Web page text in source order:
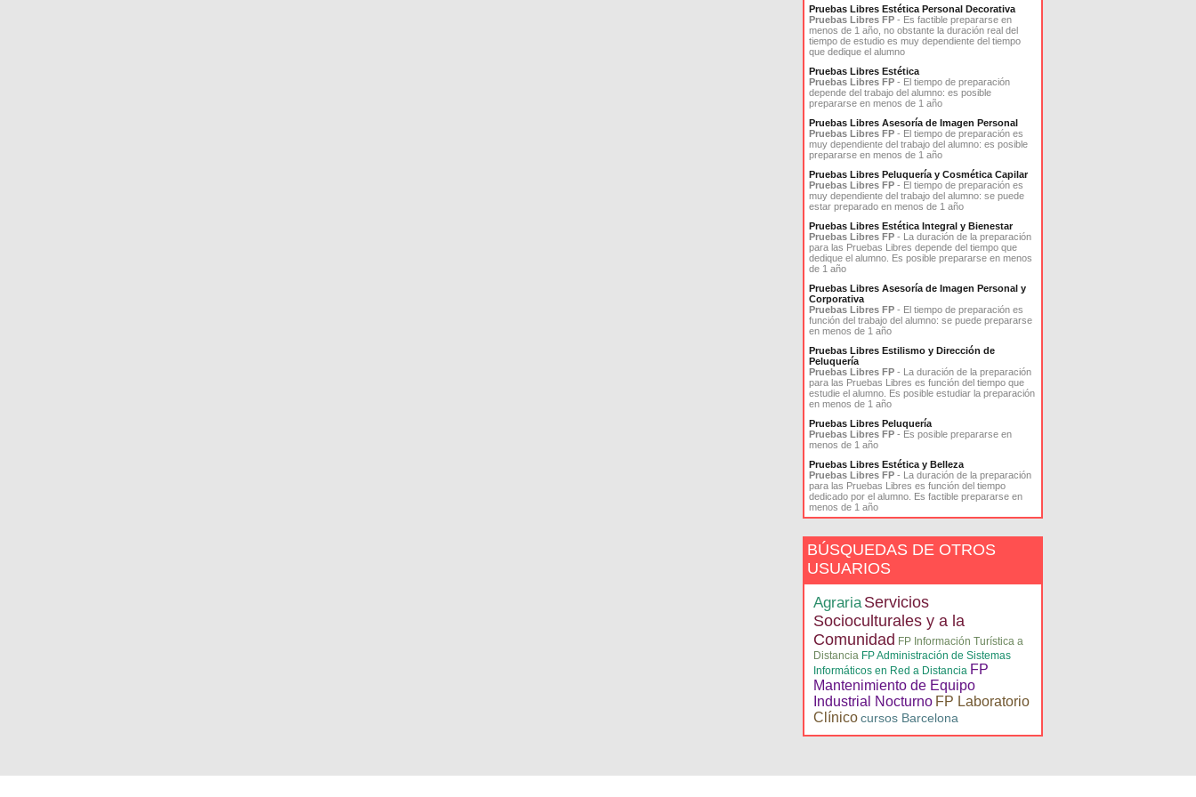
Pruebas Libres Estética Personal Decorativa
Pruebas Libres FP - Es factible prepararse en
menos de 1 año, no obstante la duración real del
tiempo de estudio es muy dependiente del tiempo
que dedique el alumno
Pruebas Libres Estética
Pruebas Libres FP - El tiempo de preparación
depende del trabajo del alumno: es posible
prepararse en menos de 1 año
Pruebas Libres Asesoría de Imagen Personal
Pruebas Libres FP - El tiempo de preparación es
muy dependiente del trabajo del alumno: es posible
prepararse en menos de 1 año
Pruebas Libres Peluquería y Cosmética Capilar
Pruebas Libres FP - El tiempo de preparación es
muy dependiente del trabajo del alumno: se puede
estar preparado en menos de 1 año
Pruebas Libres Estética Integral y Bienestar
Pruebas Libres FP - La duración de la preparación
para las Pruebas Libres depende del tiempo que
dedique el alumno. Es posible prepararse en menos
de 1 año
Pruebas Libres Asesoría de Imagen Personal y
Corporativa
Pruebas Libres FP - El tiempo de preparación es
función del trabajo del alumno: se puede prepararse
en menos de 1 año
Pruebas Libres Estilismo y Dirección de
Peluquería
Pruebas Libres FP - La duración de la preparación
para las Pruebas Libres es función del tiempo que
estudie el alumno. Es posible estudiar la preparación
en menos de 1 año
Pruebas Libres Peluquería
Pruebas Libres FP - Es posible prepararse en
menos de 1 año
Pruebas Libres Estética y Belleza
Pruebas Libres FP - La duración de la preparación
para las Pruebas Libres es función del tiempo
dedicado por el alumno. Es factible prepararse en
menos de 1 año
BÚSQUEDAS DE OTROS
USUARIOS
Agraria Servicios
Socioculturales y a la
Comunidad FP Información Turística a
Distancia FP Administración de Sistemas
Informáticos en Red a Distancia FP
Mantenimiento de Equipo
Industrial Nocturno FP Laboratorio
Clínicocursos Barcelona